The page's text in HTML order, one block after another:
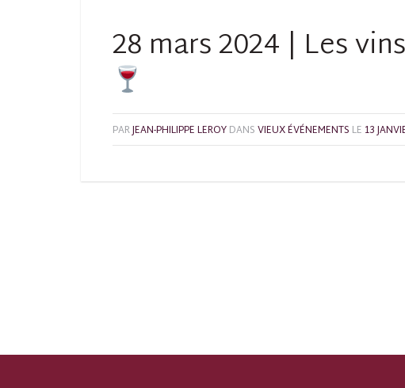
28 mars 2024 | Les
PARJEAN-PHILIPPE LEROYDANSVIEUX ÉVÉNEMENTS LE 13